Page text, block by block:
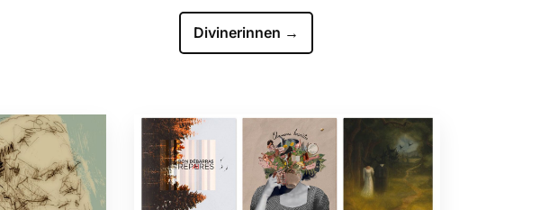
Divinerinnen →